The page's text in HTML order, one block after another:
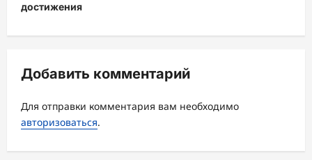
я
з
а
п
и
достижения
Добавить комментарий
Для отправки комментария вам необходимо
авторизоваться.